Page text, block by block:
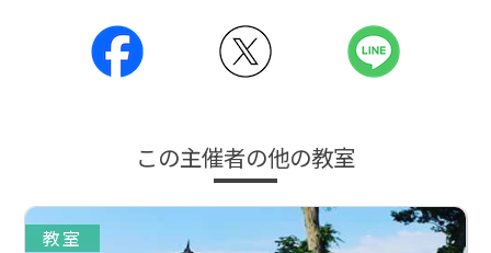
この主催者の他の教室
教室